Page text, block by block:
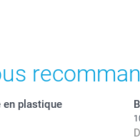
en plastique